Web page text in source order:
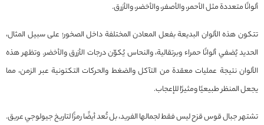
ألوانًا متعددة مثل الأحمر، والأصفر، والأخضر، والأزرق.
تتكون هذه الألوان البديعة بفعل المعادن المختلفة داخل الصخور؛ على سبيل المثال،
الحديد يُضفي ألوانًا حمراء وبرتقالية، والنحاس يُكوّن درجات الأزرق والأخضر. وتظهر هذه
الألوان نتيجة عمليات معقدة من التآكل والضغط والحركات التكتونية عبر الزمن، مما
يجعل المنظر طبيعيًا ومثيرًا للإعجاب.
تشتهر جبال قوس قزح ليس فقط لجمالها الفريد، بل تُعد أيضًا رمزًا لتاريخ جيولوجي عريق.